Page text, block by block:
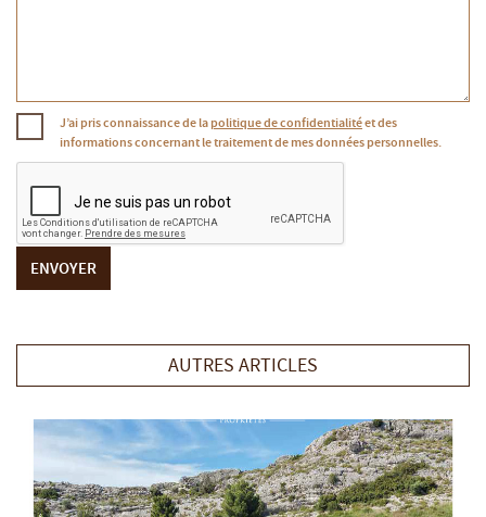
AUTRES ARTICLES
J’ai pris connaissance de lapolitique de confidentialitéet des
informations concernant le traitement de mes données personnelles.
ENVOYER